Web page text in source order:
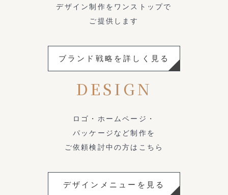
デザイン制作をワンストップで
ご提供します
ブランド戦略を詳しく見る
DESIGN
ロゴ・ホームページ・
パッケージなど制作を
ご依頼検討中の方はこちら
デザインメニューを見る